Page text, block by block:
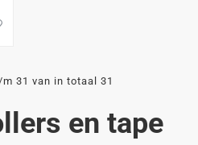
en tape
31 van in totaal 31